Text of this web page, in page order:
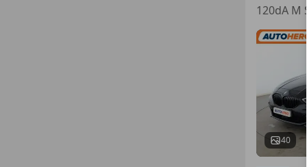
120dA M
40